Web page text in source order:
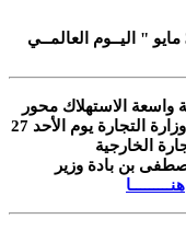
كلمة لا بد منها، بمناسبـــة " 3 مايو " اليــوم العالمــي
واسعة الاستهلاك محور
نظمت وزارة التجارة يوم الأحد 27
بن بادة وزير
هنـــــــــا